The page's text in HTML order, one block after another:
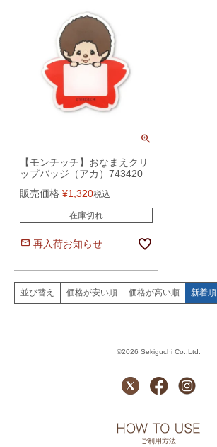
【モンチッチ】おなまえクリ
ップバッジ（アカ）743420
販売価格 ¥1,320税込
在庫切れ
再入荷お知らせ
並び替え 価格が安い順 価格が高い順 新着順
©2026 Sekiguchi Co.,Ltd.
ご利用方法